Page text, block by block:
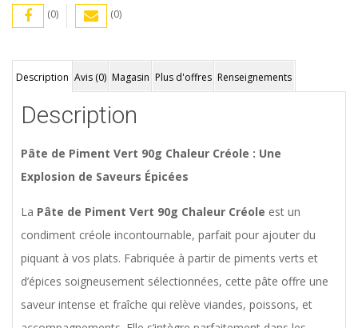
(0) (0)
Description Avis (0) Magasin Plus d'offres Renseignements
Description
Pâte de Piment Vert 90g Chaleur Créole : Une
Explosion de Saveurs Épicées
La Pâte de Piment Vert 90g Chaleur Créole est un
condiment créole incontournable, parfait pour ajouter du
piquant à vos plats. Fabriquée à partir de piments verts et
d’épices soigneusement sélectionnées, cette pâte offre une
saveur intense et fraîche qui relève viandes, poissons, et